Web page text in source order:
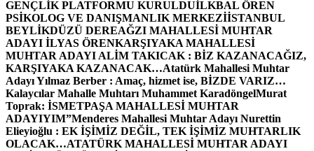
GENÇLİK PLATFORMU KURULDUİLKBAL ÖREN
PSİKOLOG VE DANIŞMANLIK MERKEZİİSTANBUL
BEYLİKDÜZÜ DEREAĞZI MAHALLESİ MUHTAR
ADAYI İLYAS ÖRENKARŞIYAKA MAHALLESİ
MUHTAR ADAYI ALİM TAKICAK : BİZ KAZANACAĞIZ,
KARŞIYAKA KAZANACAK…Atatürk Mahallesi Muhtar
Adayı Yılmaz Berber : Amaç, hizmet ise, BİZDE VARIZ…
Kalaycılar Mahalle Muhtarı Muhammet KaradöngelMurat
Toprak: İSMETPAŞA MAHALLESİ MUHTAR
ADAYIYIM”Menderes Mahallesi Muhtar Adayı Nurettin
Elieyioğlu : EK İŞİMİZ DEĞİL, TEK İŞİMİZ MUHTARLIK
OLACAK…ATATÜRK MAHALLESİ MUHTAR ADAYI